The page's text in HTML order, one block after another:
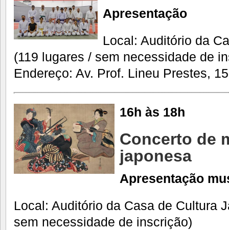
Apresentação
Local: Auditório da
(119 lugares / sem necessidade de
Endereço: Av. Prof. Lineu Prestes,
16h às 18h
Concerto de
japonesa
Apresentação
Local: Auditório da Casa de Cultura
sem necessidade de inscrição)